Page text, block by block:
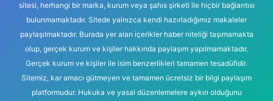
sitesi, herhangi bir marka, kurum veya şahıs şirketi ile hiçbir bağlantısı
bulunmamaktadır. Sitede yalnızca kendi hazırladığımız makaleler
paylaşılmaktadır. Burada yer alan içerikler haber niteliği taşımamakta
olup, gerçek kurum ve kişiler hakkında paylaşım yapılmamaktadır.
Gerçek kurum ve kişiler ile isim benzerlikleri tamamen tesadüfidir.
Sitemiz, kar amacı gütmeyen ve tamamen ücretsiz bir bilgi paylaşım
platformudur. Hukuka ve yasal düzenlemelere aykırı olduğunu